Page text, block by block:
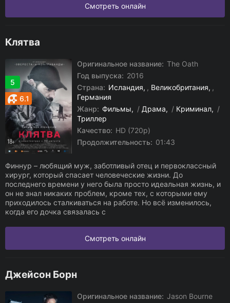
Смотреть онлайн
Клятва
5
6.1
Оригинальное название: The Oath
Год выпуска: 2016
Страна: Исландия , Великобритания ,
Германия
Жанр: Фильмы / Драма / Криминал
/
Триллер
Качество: HD (720p)
Продолжительность: 01:43
Финнур – любящий муж, заботливый отец и первоклассный
хирург, который спасает человеческие жизни. До
последнего времени у него была просто идеальная жизнь, и
он не знал никаких проблем, кроме тех, с которыми ему
приходилось сталкиваться на работе. Но всё изменилось,
когда его дочка связалась с
Смотреть онлайн
Джейсон Борн
Оригинальное название: Jason Bourne